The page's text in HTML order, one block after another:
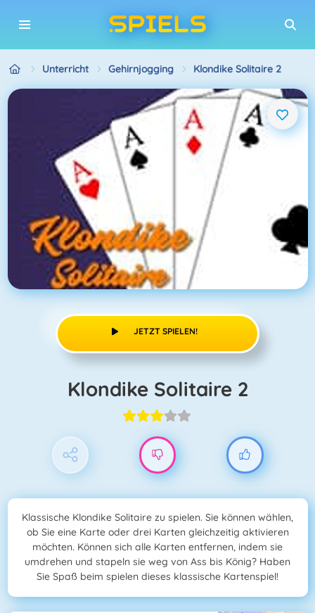
Unterricht Gehirnjogging Klondike Solitaire 2
JETZT SPIELEN!
Klondike Solitaire 2
Klassische Klondike Solitaire zu spielen. Sie können wählen,
ob Sie eine Karte oder drei Karten gleichzeitig aktivieren
möchten. Können sich alle Karten entfernen, indem sie
umdrehen und stapeln sie weg von Ass bis König? Haben
Sie Spaß beim spielen dieses klassische Kartenspiel!